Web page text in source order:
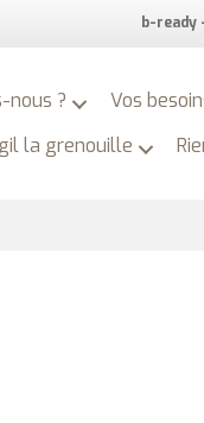
b-ready
nous ? Vos
la grenouille